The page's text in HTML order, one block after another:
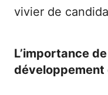
vivier de
L’importance